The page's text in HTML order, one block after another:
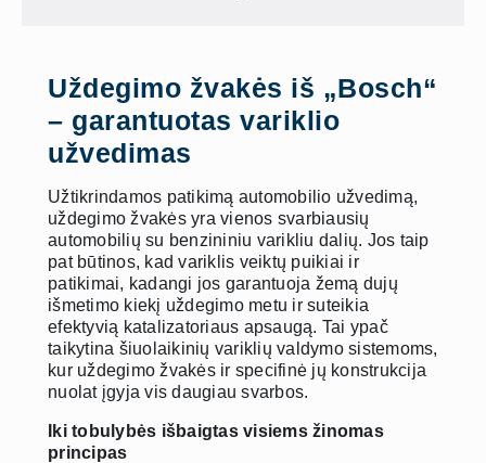
Uždegimo žvakės iš „Bosch“
– garantuotas variklio
užvedimas
Užtikrindamos patikimą automobilio užvedimą,
uždegimo žvakės yra vienos svarbiausių
automobilių su benzininiu varikliu dalių. Jos taip
pat būtinos, kad variklis veiktų puikiai ir
patikimai, kadangi jos garantuoja žemą dujų
išmetimo kiekį uždegimo metu ir suteikia
efektyvią katalizatoriaus apsaugą. Tai ypač
taikytina šiuolaikinių variklių valdymo sistemoms,
kur uždegimo žvakės ir specifinė jų konstrukcija
nuolat įgyja vis daugiau svarbos.
Iki tobulybės išbaigtas visiems žinomas
principas